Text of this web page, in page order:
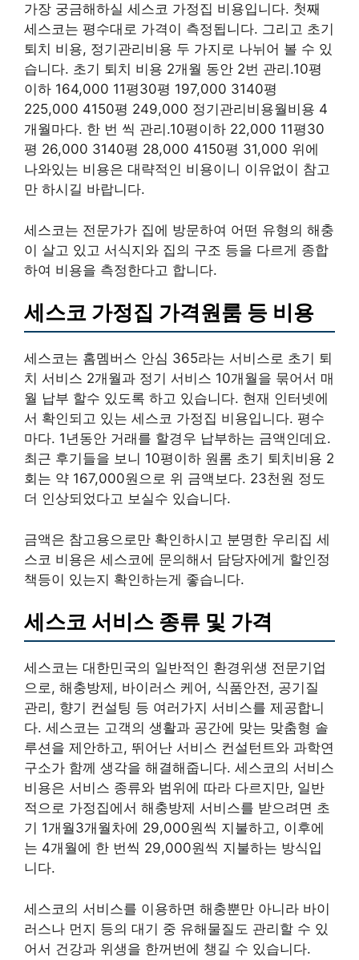
가장 궁금해하실 세스코 가정집 비용입니다. 첫째
세스코는 평수대로 가격이 측정됩니다. 그리고 초기
퇴치 비용, 정기관리비용 두 가지로 나뉘어 볼 수 있
습니다. 초기 퇴치 비용 2개월 동안 2번 관리.10평
이하 164,000 11평30평 197,000 3140평
225,000 4150평 249,000 정기관리비용월비용 4
개월마다. 한 번 씩 관리.10평이하 22,000 11평30
평 26,000 3140평 28,000 4150평 31,000 위에
나와있는 비용은 대략적인 비용이니 이유없이 참고
만 하시길 바랍니다.
세스코는 전문가가 집에 방문하여 어떤 유형의 해충
이 살고 있고 서식지와 집의 구조 등을 다르게 종합
하여 비용을 측정한다고 합니다.
세스코 가정집 가격원룸 등 비용
세스코는 홈멤버스 안심 365라는 서비스로 초기 퇴
치 서비스 2개월과 정기 서비스 10개월을 묶어서 매
월 납부 할수 있도록 하고 있습니다. 현재 인터넷에
서 확인되고 있는 세스코 가정집 비용입니다. 평수
마다. 1년동안 거래를 할경우 납부하는 금액인데요.
최근 후기들을 보니 10평이하 원롬 초기 퇴치비용 2
회는 약 167,000원으로 위 금액보다. 23천원 정도
더 인상되었다고 보실수 있습니다.
금액은 참고용으로만 확인하시고 분명한 우리집 세
스코 비용은 세스코에 문의해서 담당자에게 할인정
책등이 있는지 확인하는게 좋습니다.
세스코 서비스 종류 및 가격
세스코는 대한민국의 일반적인 환경위생 전문기업
으로, 해충방제, 바이러스 케어, 식품안전, 공기질
관리, 향기 컨설팅 등 여러가지 서비스를 제공합니
다. 세스코는 고객의 생활과 공간에 맞는 맞춤형 솔
루션을 제안하고, 뛰어난 서비스 컨설턴트와 과학연
구소가 함께 생각을 해결해줍니다. 세스코의 서비스
비용은 서비스 종류와 범위에 따라 다르지만, 일반
적으로 가정집에서 해충방제 서비스를 받으려면 초
기 1개월3개월차에 29,000원씩 지불하고, 이후에
는 4개월에 한 번씩 29,000원씩 지불하는 방식입
니다.
세스코의 서비스를 이용하면 해충뿐만 아니라 바이
러스나 먼지 등의 대기 중 유해물질도 관리할 수 있
어서 건강과 위생을 한꺼번에 챙길 수 있습니다.